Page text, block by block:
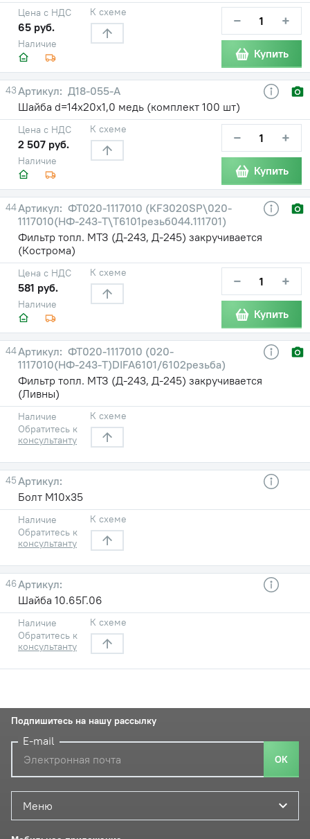
Наличие
Цена с НДС
65 руб.
К схеме − +
Купить
43
Д18-055-А
Шайба d=14х20х1,0 медь (комплект 100 шт)
Наличие
Цена с НДС
2 507 руб.
К схеме − +
Купить
44
ФТ020-1117010 (KF3020SP\020-
1117010(НФ-243-Т\Т6101резьб044.111701)
Фильтр топл. МТЗ (Д-243, Д-245) закручивается
(Кострома)
Наличие
Цена с НДС
581 руб.
К схеме − +
Купить
44
ФТ020-1117010 (020-
1117010(НФ-243-Т)DIFA6101/6102резьба)
Фильтр топл. МТЗ (Д-243, Д-245) закручивается
(Ливны)
Наличие
Обратитесь к
консультанту
К схеме
45
Болт М10х35
Наличие
Обратитесь к
консультанту
К схеме
46
Шайба 10.65Г.06
Наличие
Обратитесь к
консультанту
К схеме
Меню
Подпишитесь на нашу рассылку
E-mail
ОК